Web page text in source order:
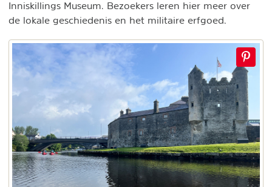
Inniskillings Museum. Bezoekers leren hier meer over
de lokale geschiedenis en het militaire erfgoed.